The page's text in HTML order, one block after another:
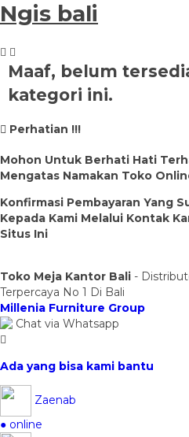
Ngis bali
Maaf, belum
kategori ini.
Perhatian !!!
Mohon Untuk Berhati Hati
Mengatas Namakan Toko
Konfirmasi Pembayaran Yang
Kepada Kami Melalui Kontak
Situs Ini
Toko Meja Kantor Bali -
Terpercaya No 1 Di Bali
Millenia Furniture Group
Chat via Whatsapp
Ada yang bisa kami bantu
Zaenab
● online